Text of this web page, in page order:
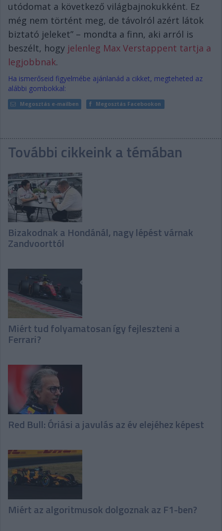
utódomat a következő világbajnokukként. Ez
még nem történt meg, de távolról azért látok
biztató jeleket” – mondta a finn, aki arról is
beszélt, hogy jelenleg Max Verstappent tartja a
legjobbnak.
Ha ismerőseid figyelmébe ajánlanád a cikket, megteheted az
alábbi gombokkal:
Megosztás e-mailben Megosztás Facebookon
További cikkeink a témában
Bizakodnak a Hondánál, nagy lépést várnak
Zandvoorttól
Miért tud folyamatosan így fejleszteni a
Ferrari?
Red Bull: Óriási a javulás az év elejéhez képest
Miért az algoritmusok dolgoznak az F1-ben?